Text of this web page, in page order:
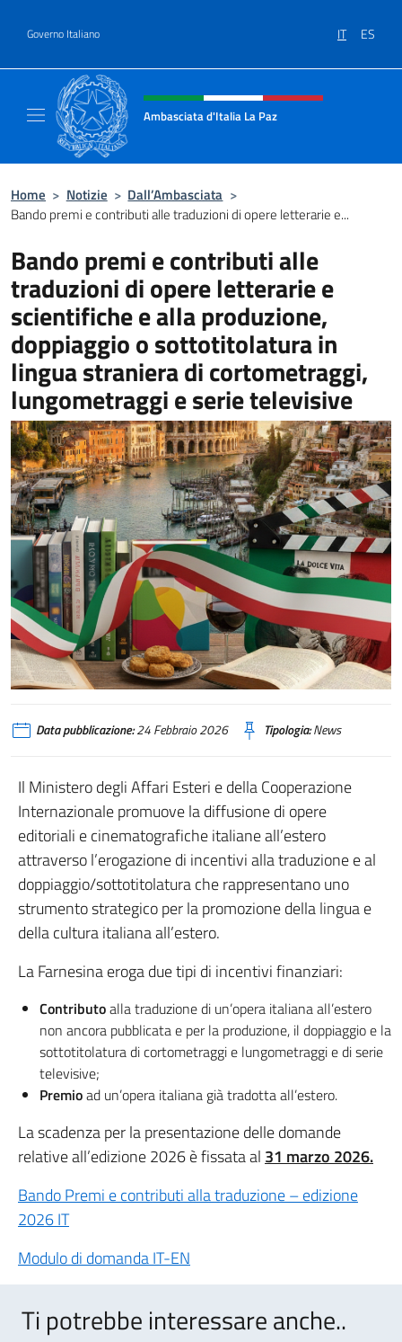
Governo Italiano IT ES
Intestazione sito, social e menù
Ambasciata d'Italia La Paz
Home > Notizie > Dall’Ambasciata >
Bando premi e contributi alle traduzioni di opere letterarie e...
Bando premi e contributi alle
traduzioni di opere letterarie e
scientifiche e alla produzione,
doppiaggio o sottotitolatura in
lingua straniera di cortometraggi,
lungometraggi e serie televisive
Data pubblicazione:24 Febbraio 2026 Tipologia:News
Il Ministero degli Affari Esteri e della Cooperazione
Internazionale promuove la diffusione di opere
editoriali e cinematografiche italiane all’estero
attraverso l’erogazione di incentivi alla traduzione e al
doppiaggio/sottotitolatura che rappresentano uno
strumento strategico per la promozione della lingua e
della cultura italiana all’estero.
La Farnesina eroga due tipi di incentivi finanziari:
Contributoalla traduzione di un’opera italiana all’estero
non ancora pubblicata e per la produzione, il doppiaggio e la
sottotitolatura di cortometraggi e lungometraggi e di serie
televisive;
Premioad un’opera italiana già tradotta all’estero.
La scadenza per la presentazione delle domande
relative all’edizione 2026 è fissata al 31 marzo 2026.
Bando Premi e contributi alla traduzione – edizione
2026 IT
Modulo di domanda IT-EN
Ti potrebbe interessare anche..